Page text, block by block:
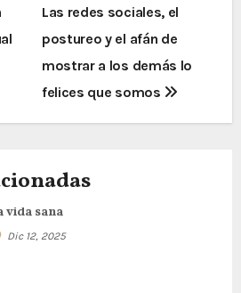
Las redes sociales, el
postureo y el afán de
mostrar a los demás lo
felices que somos
vida sana
Dic 12, 2025